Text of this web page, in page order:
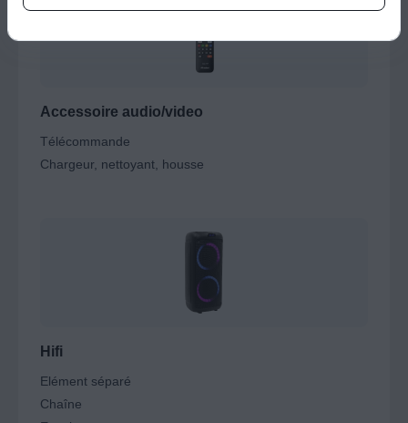
Accessoire audio/video
Télécommande
Chargeur, nettoyant, housse
Hifi
Elément séparé
Chaîne